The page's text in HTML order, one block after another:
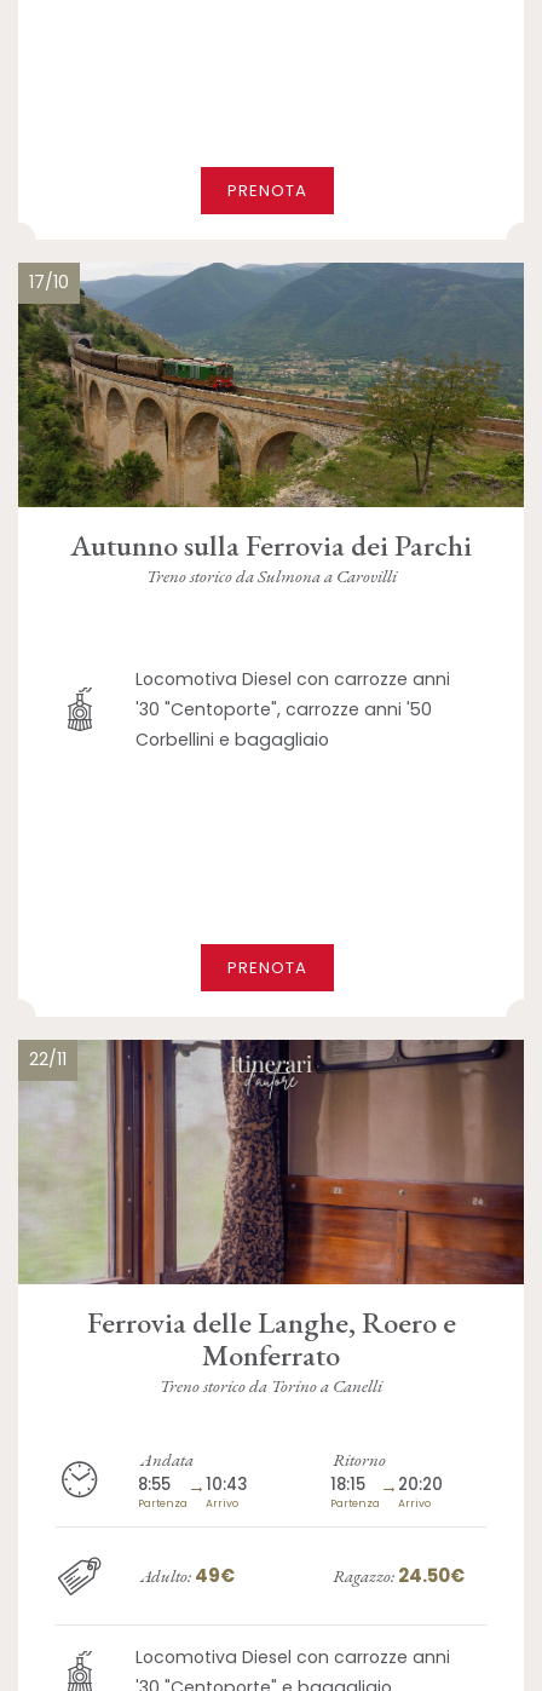
PRENOTA
17/10
Autunno sulla Ferrovia dei Parchi
Treno storico da Sulmona a Carovilli
Locomotiva Diesel con carrozze anni
'30 "Centoporte", carrozze anni '50
Corbellini e bagagliaio
PRENOTA
22/11
Ferrovia delle Langhe, Roero e
Monferrato
Treno storico da Torino a Canelli
Andata
8:55
Partenza
→10:43
Arrivo
Ritorno
18:15
Partenza
→ 20:20
Arrivo
Adulto: 49€ Ragazzo: 24.50€
Locomotiva Diesel con carrozze anni